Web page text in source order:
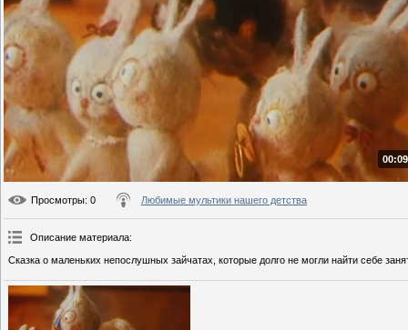
Просмотры: 0 Любимые мультики нашего детства
Описание материала:
Сказка о маленьких непослушных зайчатах, которые долго не могли найти себе